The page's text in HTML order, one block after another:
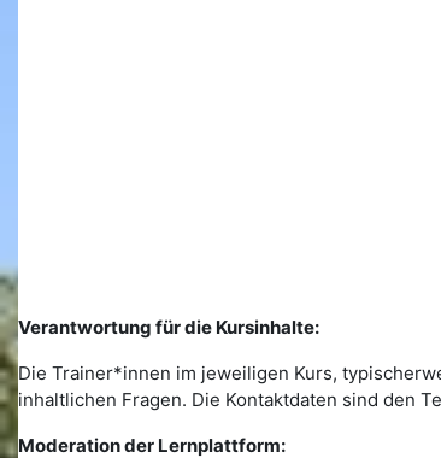
Verantwortung für die Kursinhalte:
Die Trainer*innen im jeweiligen Kurs,
inhaltlichen Fragen. Die Kontaktdaten sind den
Moderation der Lernplattform: